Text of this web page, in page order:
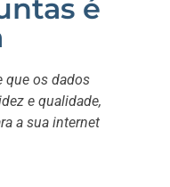
é
que os dados
e qualidade,
a sua internet